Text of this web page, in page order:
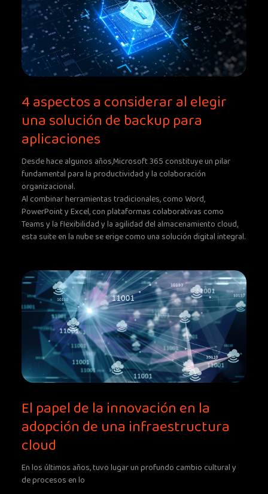
4 aspectos a considerar al elegir
una solución de backup para
aplicaciones
Desde hace algunos años,Microsoft 365 constituye un pilar
fundamental para la productividad y la colaboración
organizacional.
Al combinar herramientas tradicionales, como Word,
PowerPoint y Excel, con plataformas colaborativas como
Teams y la flexibilidad y la agilidad del almacenamiento cloud,
esta suite en la nube se erige como una solución digital integral.
El papel de la innovación en la
adopción de una infraestructura
cloud
En los últimos años, tuvo lugar un profundo cambio cultural y
de procesos en lo